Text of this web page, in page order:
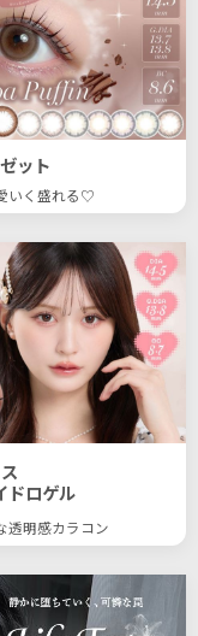
ット
いく盛れる♡
ドロゲル
透明感カラコン